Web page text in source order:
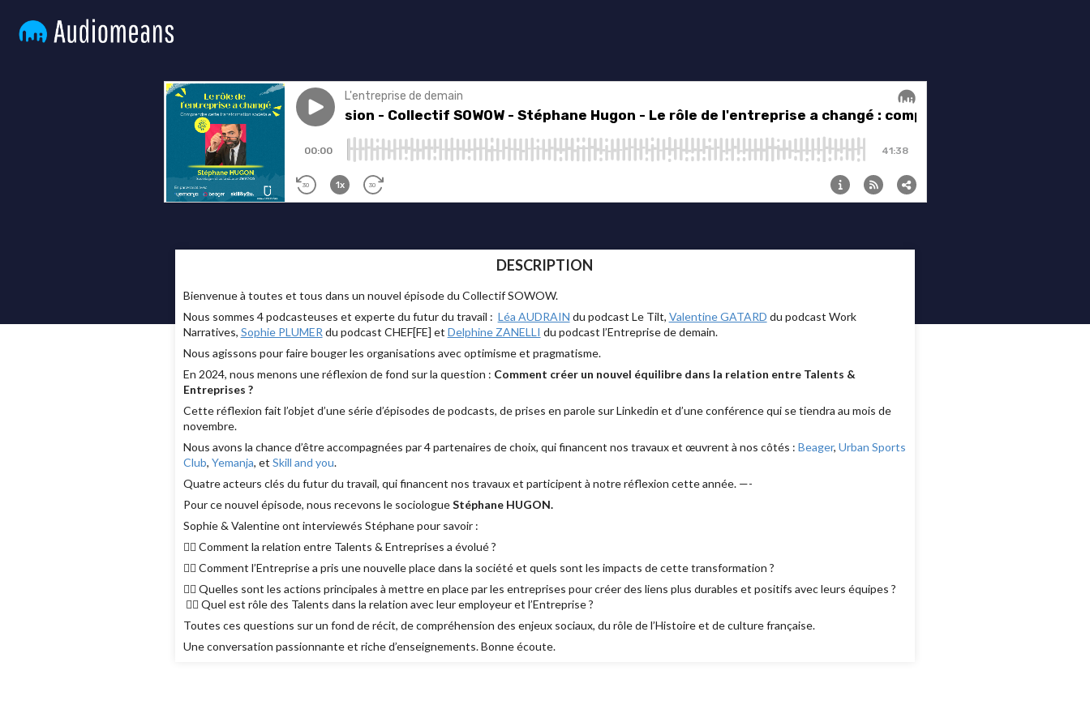
DESCRIPTION
Bienvenue à toutes et tous dans un nouvel épisode du Collectif SOWOW.
Nous sommes 4 podcasteuses et experte du futur du travail : Léa AUDRAIN du podcast Le Tilt, Valentine GATARD du podcast Work
Narratives, Sophie PLUMER du podcast CHEF[FE] et Delphine ZANELLI du podcast l’Entreprise de demain.
Nous agissons pour faire bouger les organisations avec optimisme et pragmatisme.
En 2024, nous menons une réflexion de fond sur la question : Comment créer un nouvel équilibre dans la relation entre Talents &
Entreprises ?
Cette réflexion fait l’objet d’une série d’épisodes de podcasts, de prises en parole sur Linkedin et d’une conférence qui se tiendra au mois de
novembre.
Nous avons la chance d’être accompagnées par 4 partenaires de choix, qui financent nos travaux et œuvrent à nos côtés : Beager, Urban Sports
Club, Yemanja, et Skill and you.
Quatre acteurs clés du futur du travail, qui financent nos travaux et participent à notre réflexion cette année. —-
Pour ce nouvel épisode, nous recevons le sociologueStéphane HUGON.
Sophie & Valentine ont interviewés Stéphane pour savoir :
👉🏼 Comment la relation entre Talents & Entreprises a évolué ?
👉🏼 Comment l’Entreprise a pris une nouvelle place dans la société et quels sont les impacts de cette transformation ?
👉🏼 Quelles sont les actions principales à mettre en place par les entreprises pour créer des liens plus durables et positifs avec leurs équipes ?
👉🏼 Quel est rôle des Talents dans la relation avec leur employeur et l’Entreprise ?
Toutes ces questions sur un fond de récit, de compréhension des enjeux sociaux, du rôle de l’Histoire et de culture française.
Une conversation passionnante et riche d’enseignements. Bonne écoute.